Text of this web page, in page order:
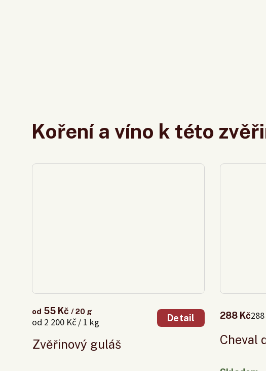
Koření a víno k této
Zvěřinový guláš
od 55 Kč / 20 g
od 2 200 Kč / 1 kg Detail
Cheval
288 Kč